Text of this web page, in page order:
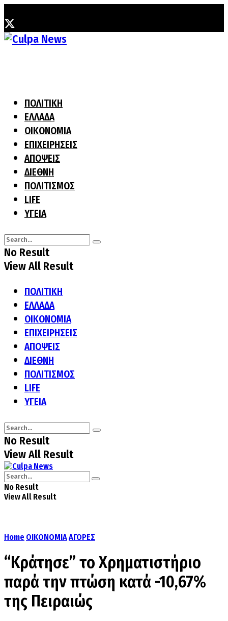
ΠΟΛΙΤΙΚΗ
ΕΛΛΑΔΑ
ΟΙΚΟΝΟΜΙΑ
ΕΠΙΧΕΙΡΗΣΕΙΣ
ΑΠΟΨΕΙΣ
ΔΙΕΘΝΗ
ΠΟΛΙΤΙΣΜΟΣ
LIFE
ΥΓΕΙΑ
No Result
View All Result
ΠΟΛΙΤΙΚΗ
ΕΛΛΑΔΑ
ΟΙΚΟΝΟΜΙΑ
ΕΠΙΧΕΙΡΗΣΕΙΣ
ΑΠΟΨΕΙΣ
ΔΙΕΘΝΗ
ΠΟΛΙΤΙΣΜΟΣ
LIFE
ΥΓΕΙΑ
No Result
View All Result
No Result
View All Result
Home ΟΙΚΟΝΟΜΙΑΑΓΟΡΕΣ
“Κράτησε” το Χρηματιστήριο
παρά την πτώση κατά -10,67%
της Πειραιώς